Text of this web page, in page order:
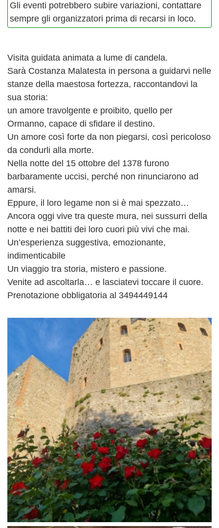
Gli eventi potrebbero subire variazioni, contattare
sempre gli organizzatori prima di recarsi in loco.
Visita guidata animata a lume di candela.
Sarà Costanza Malatesta in persona a guidarvi nelle
stanze della maestosa fortezza, raccontandovi la
sua storia:
un amore travolgente e proibito, quello per
Ormanno, capace di sfidare il destino.
Un amore così forte da non piegarsi, così pericoloso
da condurli alla morte.
Nella notte del 15 ottobre del 1378 furono
barbaramente uccisi, perché non rinunciarono ad
amarsi.
Eppure, il loro legame non si è mai spezzato…
Ancora oggi vive tra queste mura, nei sussurri della
notte e nei battiti dei loro cuori più vivi che mai.
Un’esperienza suggestiva, emozionante,
indimenticabile
Un viaggio tra storia, mistero e passione.
Venite ad ascoltarla… e lasciatevi toccare il cuore.
Prenotazione obbligatoria al 3494449144